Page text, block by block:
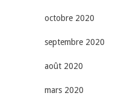
octobre 2020
septembre 2020
août 2020
mars 2020